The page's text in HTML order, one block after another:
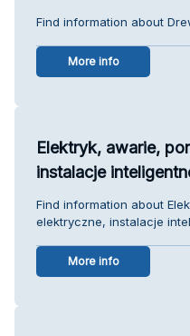
Find information about
More info
Elektryk, awarie,
instalacje
Find information about
elektryczne, instalacje
More info